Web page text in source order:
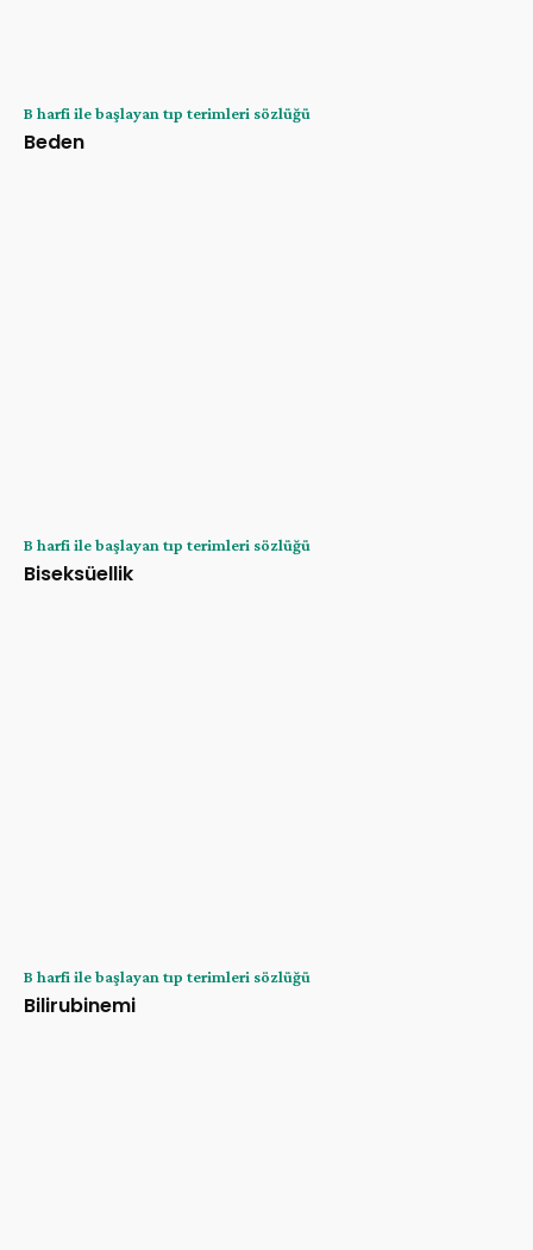
B harfi ile başlayan tıp terimleri sözlüğü
Beden
B harfi ile başlayan tıp terimleri sözlüğü
Biseksüellik
B harfi ile başlayan tıp terimleri sözlüğü
Bilirubinemi